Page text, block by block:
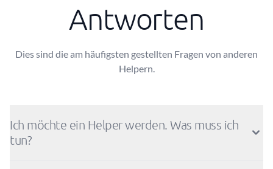
Antworten
Dies sind die am häufigsten gestellten Fragen von anderen
Helpern.
Ich möchte ein Helper werden. Was muss ich
tun?